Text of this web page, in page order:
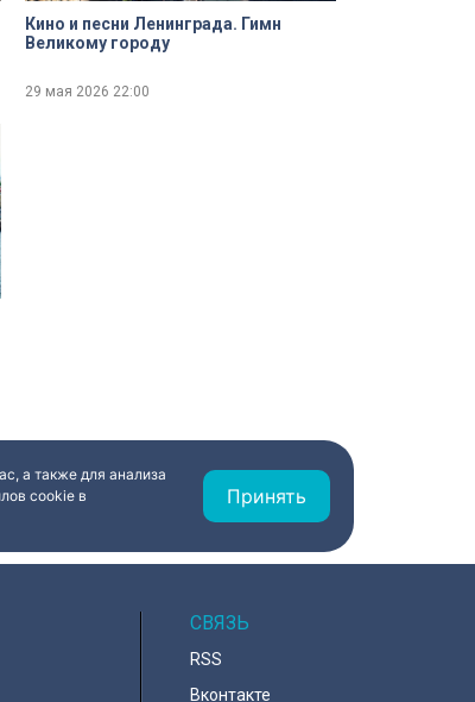
Кино и песни Ленинграда. Гимн
Великому городу
29 мая 2026 22:00
а также для анализа
cookie в
Принять
СВЯЗЬ
RSS
Вконтакте